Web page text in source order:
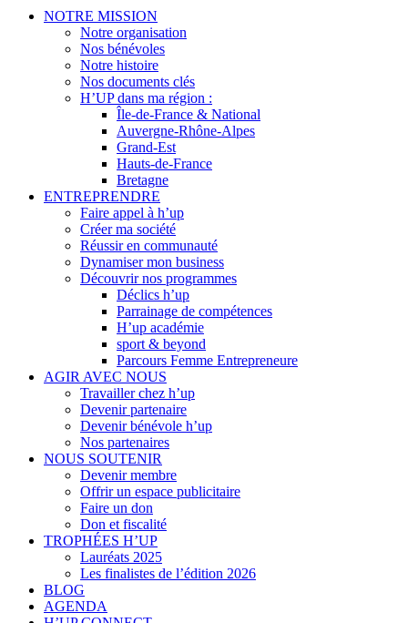
NOTRE MISSION
Notre organisation
Nos bénévoles
Notre histoire
Nos documents clés
H’UP dans ma région :
Île-de-France & National
Auvergne-Rhône-Alpes
Grand-Est
Hauts-de-France
Bretagne
ENTREPRENDRE
Faire appel à h’up
Créer ma société
Réussir en communauté
Dynamiser mon business
Découvrir nos programmes
Déclics h’up
Parrainage de compétences
H’up académie
sport & beyond
Parcours Femme Entrepreneure
AGIR AVEC NOUS
Travailler chez h’up
Devenir partenaire
Devenir bénévole h’up
Nos partenaires
NOUS SOUTENIR
Devenir membre
Offrir un espace publicitaire
Faire un don
Don et fiscalité
TROPHÉES H’UP
Lauréats 2025
Les finalistes de l’édition 2026
BLOG
AGENDA